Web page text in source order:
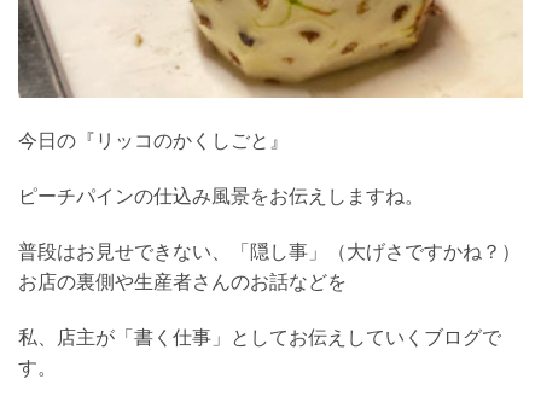
今日の『リッコのかくしごと』
ピーチパインの仕込み風景をお伝えしますね。
普段はお見せできない、「隠し事」（大げさですかね？）
お店の裏側や生産者さんのお話などを
私、店主が「書く仕事」としてお伝えしていくブログで
す。